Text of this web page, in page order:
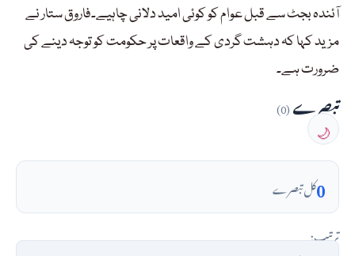
آئندہ بجٹ سے قبل عوام کو کوئی امید دلانی چاہیے۔فاروق ستار نے
مزید کہا کہ دہشت گردی کے واقعات پر حکومت کو توجہ دینے کی
ضرورت ہے۔
تبصرے(0)
🌙
0کل تبصرے
ترتیب: